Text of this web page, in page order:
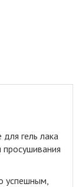
гель лака
успешным,